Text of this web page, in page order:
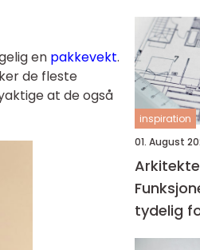
en pakkevekt.
de fleste
at de også
sentrum
inspiration
01. August
tydelig
til